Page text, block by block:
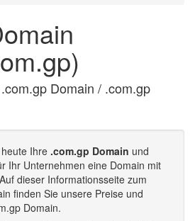
Domain / .com.gp
Ihre .com.gp Domain und
Ihr Unternehmen eine Domain mit
dieser Informationsseite zum
finden Sie unsere Preise und
Domain.